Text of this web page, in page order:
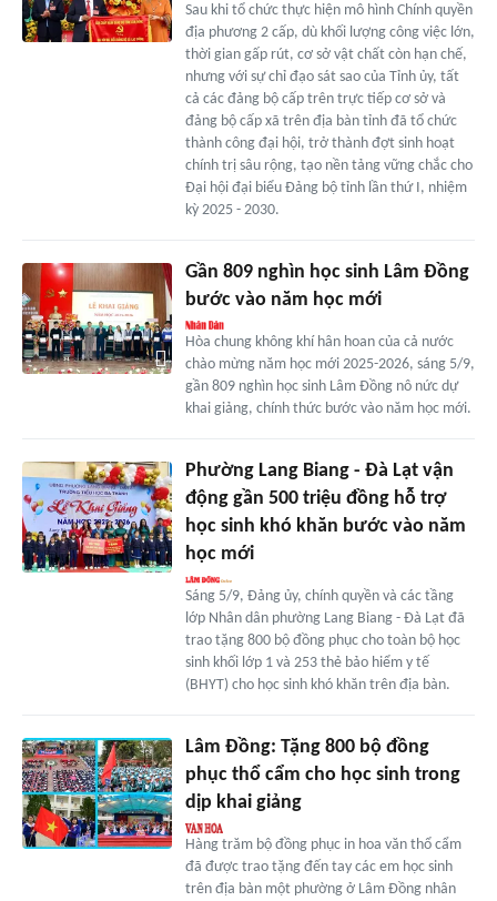
Sau khi tổ chức thực hiện mô hình Chính quyền
địa phương 2 cấp, dù khối lượng công việc lớn,
thời gian gấp rút, cơ sở vật chất còn hạn chế,
nhưng với sự chỉ đạo sát sao của Tỉnh ủy, tất
cả các đảng bộ cấp trên trực tiếp cơ sở và
đảng bộ cấp xã trên địa bàn tỉnh đã tổ chức
thành công đại hội, trở thành đợt sinh hoạt
chính trị sâu rộng, tạo nền tảng vững chắc cho
Đại hội đại biểu Đảng bộ tỉnh lần thứ I, nhiệm
kỳ 2025 - 2030.
Gần 809 nghìn học sinh Lâm Đồng
bước vào năm học mới
Hòa chung không khí hân hoan của cả nước
chào mừng năm học mới 2025-2026, sáng 5/9,
gần 809 nghìn học sinh Lâm Đồng nô nức dự
khai giảng, chính thức bước vào năm học mới.
Phường Lang Biang - Đà Lạt vận
động gần 500 triệu đồng hỗ trợ
học sinh khó khăn bước vào năm
học mới
Sáng 5/9, Đảng ủy, chính quyền và các tầng
lớp Nhân dân phường Lang Biang - Đà Lạt đã
trao tặng 800 bộ đồng phục cho toàn bộ học
sinh khối lớp 1 và 253 thẻ bảo hiểm y tế
(BHYT) cho học sinh khó khăn trên địa bàn.
Lâm Đồng: Tặng 800 bộ đồng
phục thổ cẩm cho học sinh trong
dịp khai giảng
Hàng trăm bộ đồng phục in hoa văn thổ cẩm
đã được trao tặng đến tay các em học sinh
trên địa bàn một phường ở Lâm Đồng nhân